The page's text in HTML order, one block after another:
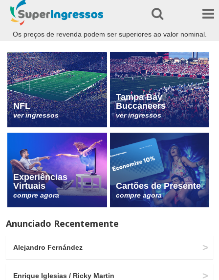
Os preços de revenda podem ser superiores ao valor nominal.
NFL
ver ingressos
Tampa Bay
Buccaneers
ver ingressos
Experiências
Virtuais
compre agora
Cartões de Presente
compre agora
Anunciado Recentemente
Alejandro Fernández
Enrique Iglesias / Ricky Martin